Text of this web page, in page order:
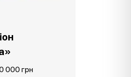
000 грн